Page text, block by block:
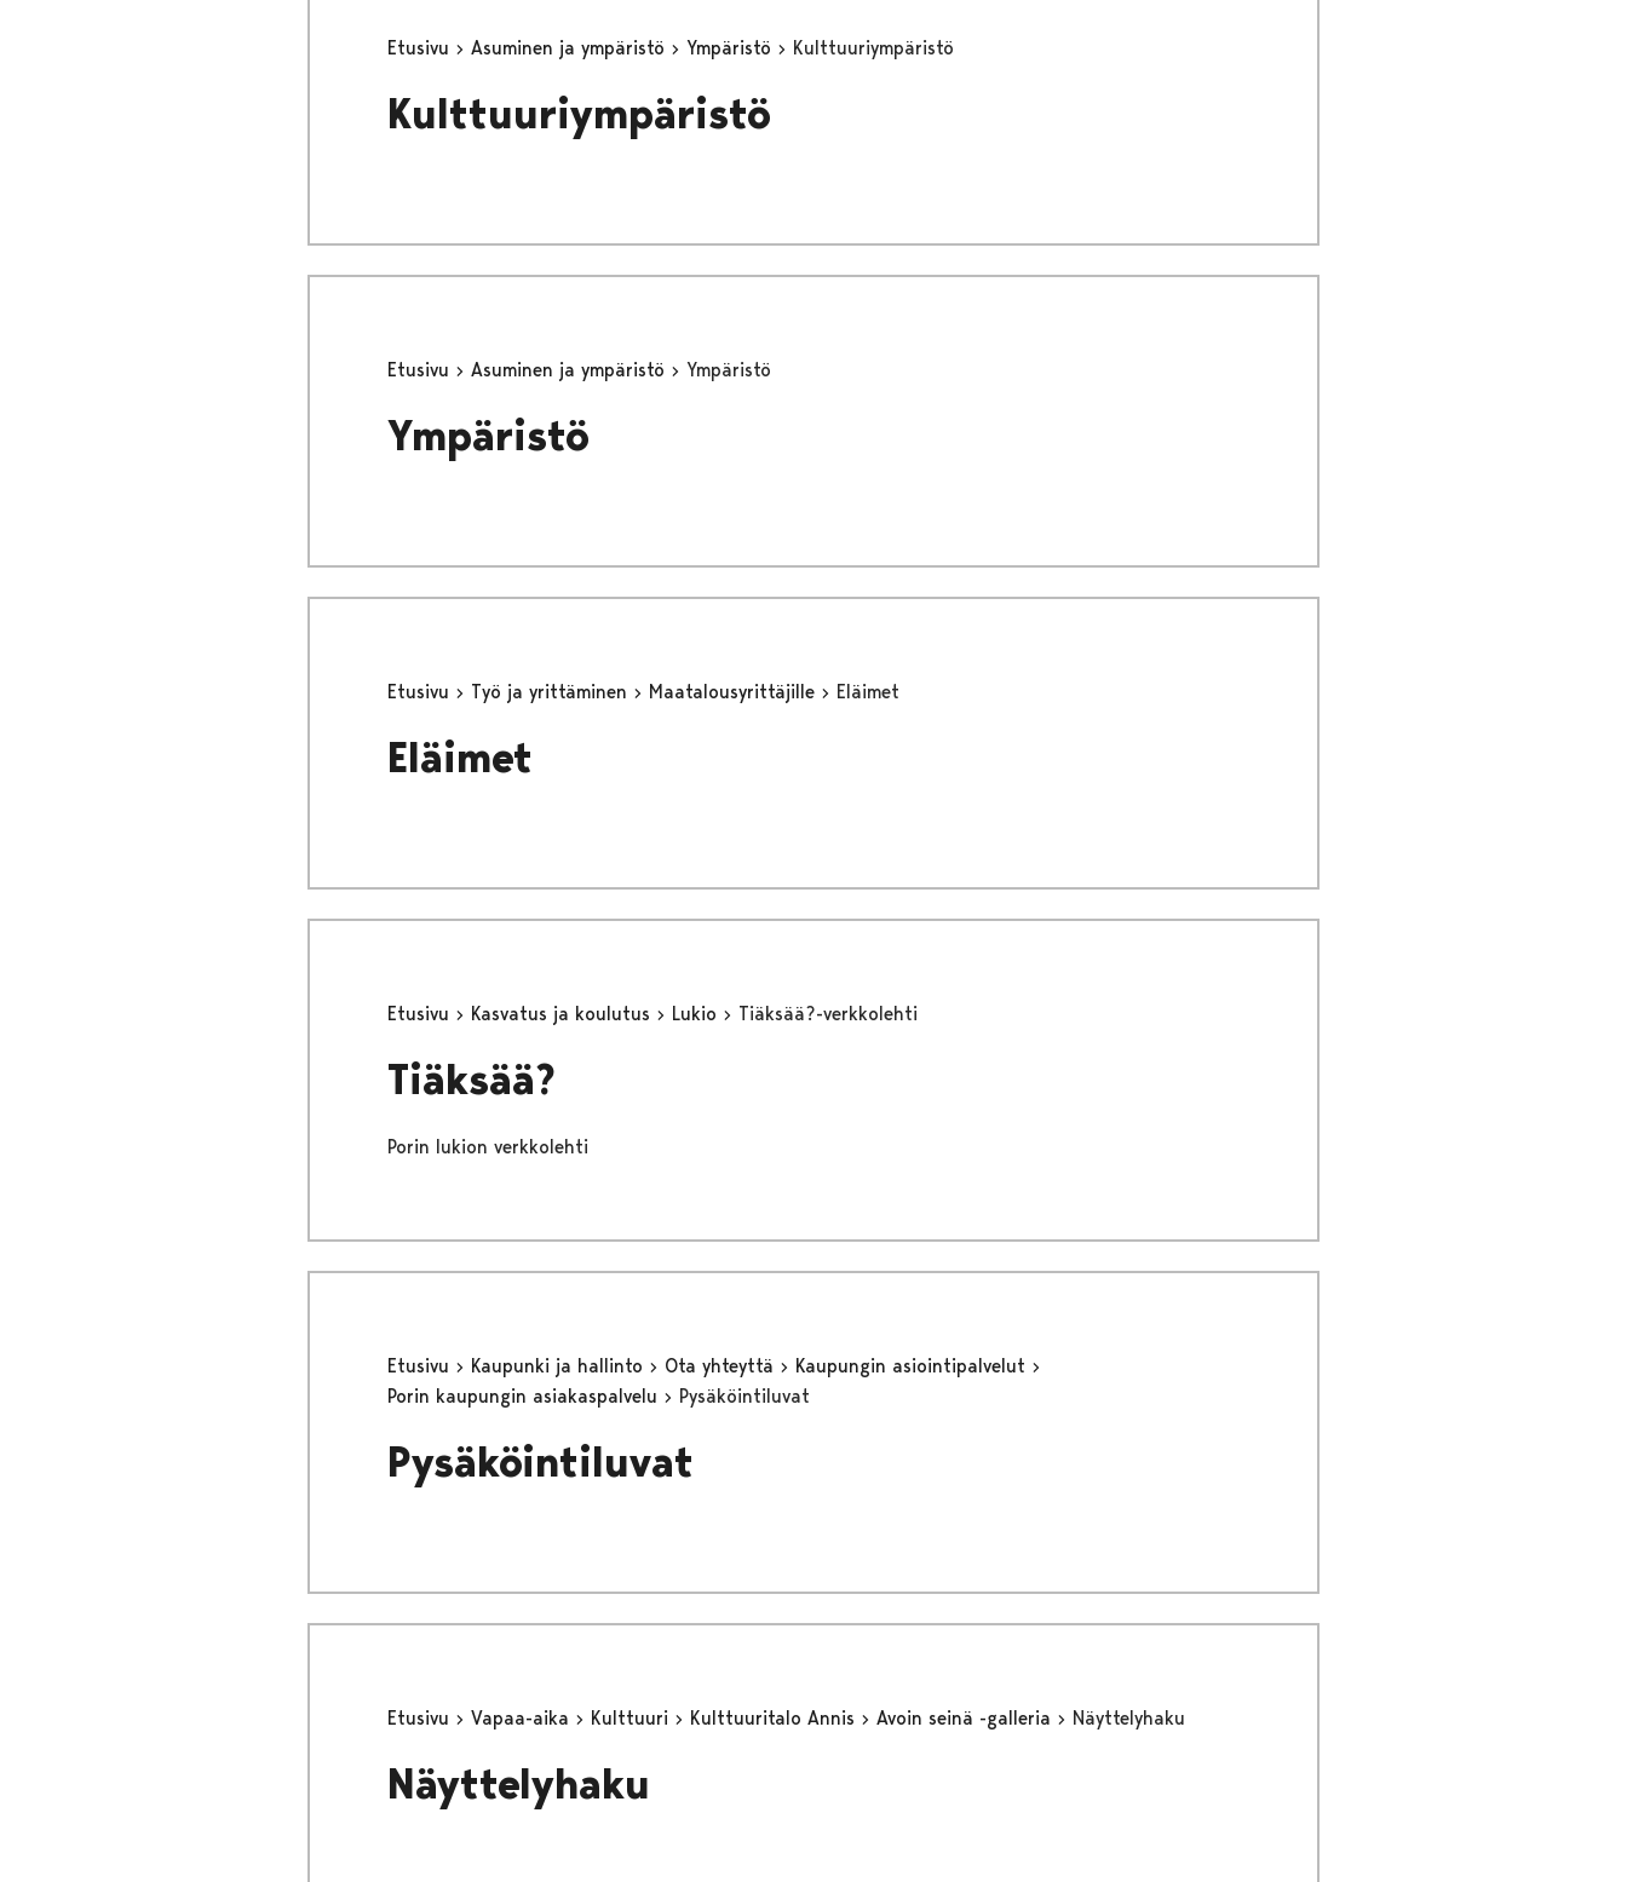
Etusivu Asuminen ja ympäristö Ympäristö Kulttuuriympäristö
Kulttuuriympäristö
Etusivu Asuminen ja ympäristö Ympäristö
Ympäristö
Etusivu Työ ja yrittäminen Maatalousyrittäjille Eläimet
Eläimet
Etusivu Kasvatus ja koulutus Lukio Tiäksää?-verkkolehti
Tiäksää?
Porin lukion verkkolehti
Etusivu Kaupunki ja hallinto Ota yhteyttä
Kaupungin asiointipalvelut
Porin kaupungin asiakaspalvelu
Pysäköintiluvat
Pysäköintiluvat
Etusivu Vapaa-aika Kulttuuri Kulttuuritalo Annis Avoin seinä -galleria Näyttelyhaku
Näyttelyhaku